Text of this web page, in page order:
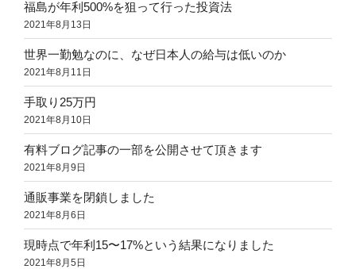
福島が年利500%を狙って行った投資法
2021年8月13日
世界一勤勉なのに、なぜ日本人の給与は低いのか
2021年8月11日
手取り25万円
2021年8月10日
有料ブログ記事の一部を公開させて頂きます
2021年8月9日
通販事業を閉鎖しました
2021年8月6日
現時点で年利15〜17%という結果になりました
2021年8月5日